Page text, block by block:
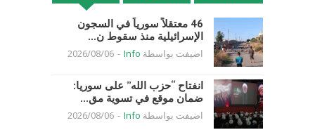
46 معتقلاً سورياً في السجون
الإسرائيلية منذ سقوط ن...
اضيفت بواسطة Info
-
2026/08/06
انفتاح “حزب الله” على سوريا:
ضمان موقع في تسوية مق...
اضيفت بواسطة Info
-
2026/08/06